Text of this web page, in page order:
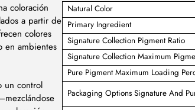
coloración
a partir de
colores
en ambientes
un control
Natural Color
Primary Ingredient
Signature Collection Pigment Ratio
Signature Collection Maximum
Pure Pigment Maximum Loading
Packaging Options Signature And